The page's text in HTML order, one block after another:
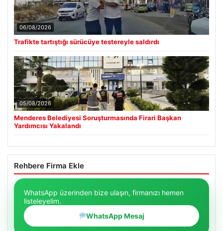
06/08/2026
Trafikte tartıştığı sürücüye testereyle saldırdı
05/08/2026
Menderes Belediyesi Soruşturmasında Firari Başkan
Yardımcısı Yakalandı
Rehbere Firma Ekle
WhatsApp üzerinden bize ulaşın, firmanızı hemen
listeleyelim.
WhatsApp Mesaj